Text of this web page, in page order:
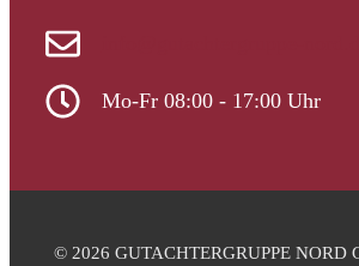
Mo-Fr 08:00 - 17:00 Uhr
© 2026 GUTACHTERGRUPPE NORD